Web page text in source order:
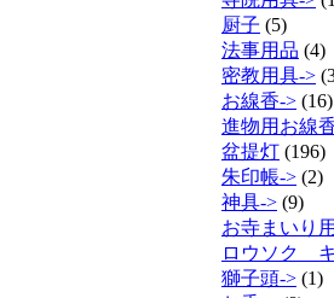
厨子 (5)
法事用品 (4)
密教用具->
お線香-> (16)
進物用お線
盆提灯 (196)
朱印帳-> (2)
神具-> (9)
お寺まいり
ロウソク
獅子頭-> (1)